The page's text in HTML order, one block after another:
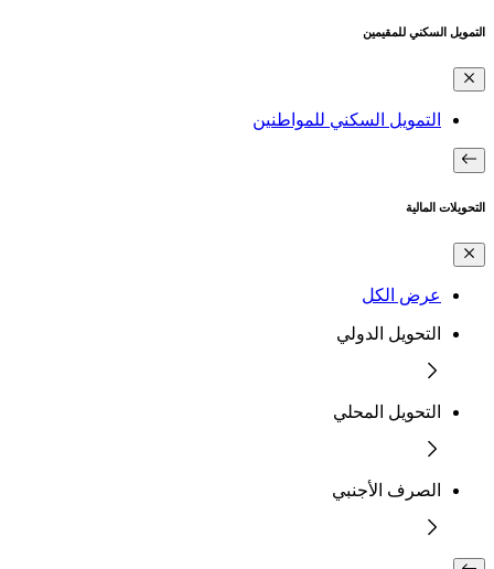
التمويل السكني للمقيمين
التمويل السكني للمواطنين
التحويلات المالية
عرض الكل
التحويل الدولي
التحويل المحلي
الصرف الأجنبي